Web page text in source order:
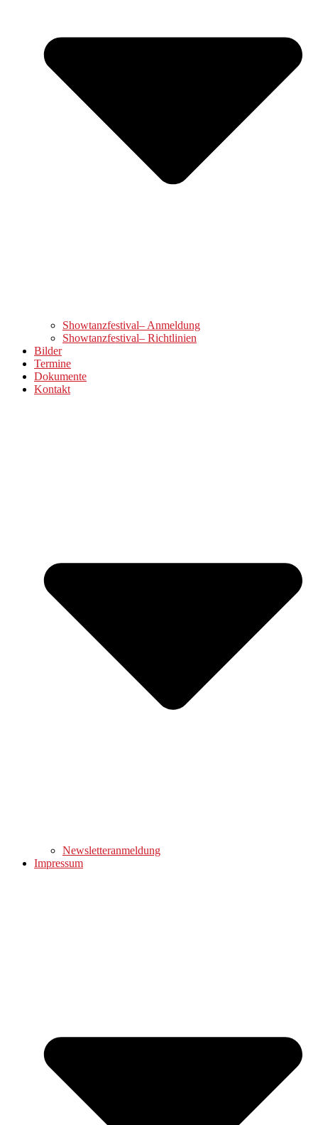
Showtanzfestival– Anmeldung
Showtanzfestival– Richtlinien
Bilder
Termine
Dokumente
Kontakt
Newsletteranmeldung
Impressum